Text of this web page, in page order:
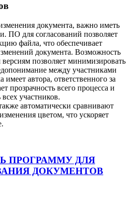
документа, важно иметь
ПО для согласований позволяет
файла, что обеспечивает
документа. Возможность
позволяет минимизировать
между участниками
имеет автора, ответственного за
прозрачность всего процесса и
участников.
автоматически сравнивают
цветом, что ускоряет
ПРОГРАММУ ДЛЯ
ДОКУМЕНТОВ